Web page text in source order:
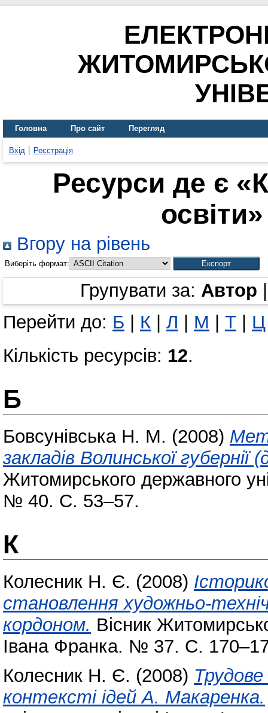
Головна Про сайт Перегляд
Вхід Реєстрація
Ресурси де є
Вгору на рівень
Виберіть формат:
Групувати за: Автор
Перейти до: Б К Л М Т Ц
Кількість ресурсів: 12.
Б
Бовсунівська Н. М. (2008)
закладів Волинської
Житомирського державного
№ 40. С. 53–57.
К
Колесник Н. Є. (2008)
становлення художньо-
кордоном. Вісник
Івана Франка. № 37. С.
Колесник Н. Є. (2008)
контексті ідей А. Макаренка.